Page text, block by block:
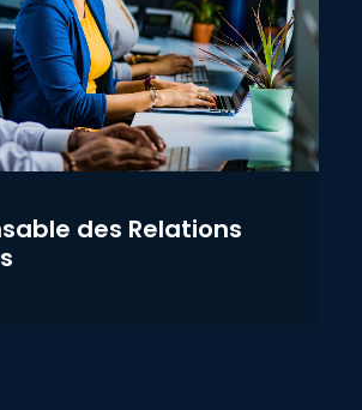
des Relations